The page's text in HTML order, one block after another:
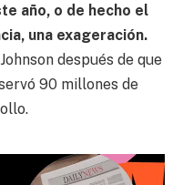
año, o de hecho el
una exageración.
después de que
90 millones de